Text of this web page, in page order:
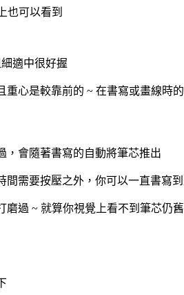
也可以看到
適中很好握
重心是較靠前的 ~ 在書寫或畫線時
，會隨著書寫的自動將筆芯推出
間需要按壓之外，你可以一直書寫
磨過 ~ 就算你視覺上看不到筆芯仍